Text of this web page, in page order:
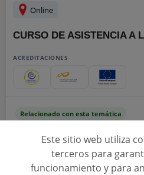
Online
CURSO DE ASISTENCIA A
ACREDITACIONES
Relacionado con esta temática
Un directivo necesita de la ayuda de
organización y planificación de su
proporciona el conocimiento para
información de...
Este sitio web utiliza
terceros para
funcionamiento y para